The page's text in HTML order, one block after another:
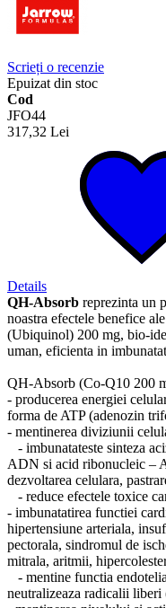
Scrieți o recenzie
Epuizat din stoc
Cod
JFO44
317,32 Lei
Details
QH-Absorb reprezinta un
noastra efectele benefice
(Ubiquinol) 200 mg, bio-
uman, eficienta in
QH-Absorb (Co-Q10 200
- producerea energiei
forma de ATP (adenozin
- mentinerea diviziunii
- imbunatateste sinteza
ADN si acid ribonucleic –
dezvoltarea celulara,
- reduce efectele toxice
- imbunatatirea functiei
hipertensiune arteriala,
pectorala, sindromul de
mitrala, aritmii,
- mentine functia
neutralizeaza radicalii